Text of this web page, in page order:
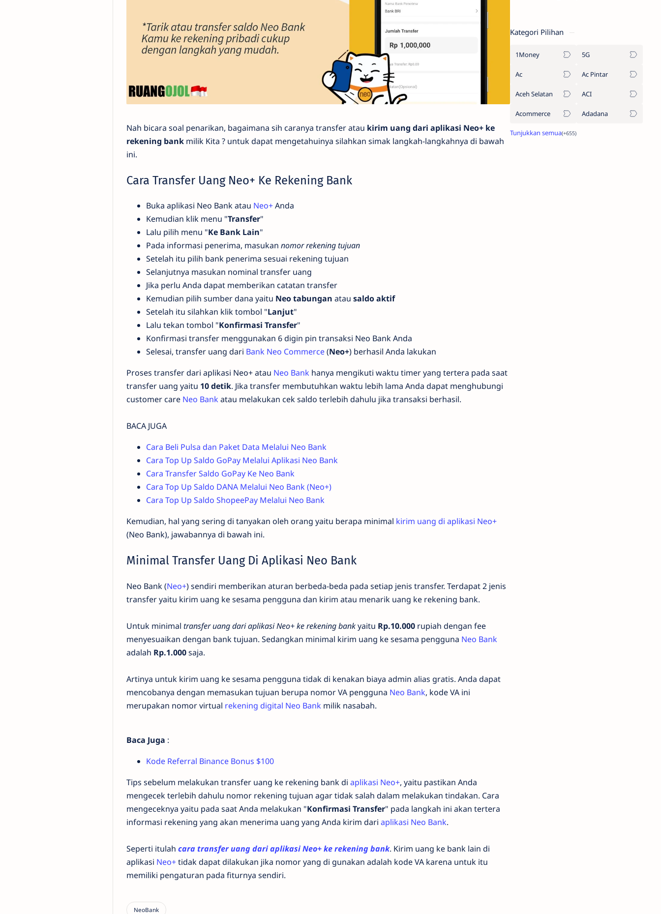
Nah bicara soal penarikan, bagaimana sih caranya transfer atau kirim uang dari aplikasi Neo+ ke
rekening bank milik Kita ? untuk dapat mengetahuinya silahkan simak langkah-langkahnya di bawah
ini.
Cara Transfer Uang Neo+ Ke Rekening Bank
Buka aplikasi Neo Bank atau Neo+Anda
Kemudian klik menu "Transfer"
Lalu pilih menu "Ke Bank Lain"
Pada informasi penerima, masukan nomor rekening tujuan
Setelah itu pilih bank penerima sesuai rekening tujuan
Selanjutnya masukan nominal transfer uang
Jika perlu Anda dapat memberikan catatan transfer
Kemudian pilih sumber dana yaitu Neo tabungan atau saldo aktif
Setelah itu silahkan klik tombol "Lanjut"
Lalu tekan tombol "Konfirmasi Transfer"
Konfirmasi transfer menggunakan 6 digin pin transaksi Neo Bank Anda
Selesai, transfer uang dari Bank Neo Commerce(Neo+) berhasil Anda lakukan
Proses transfer dari aplikasi Neo+ atau Neo Bank hanya mengikuti waktu timer yang tertera pada saat
transfer uang yaitu 10 detik. Jika transfer membutuhkan waktu lebih lama Anda dapat menghubungi
customer care Neo Bank atau melakukan cek saldo terlebih dahulu jika transaksi berhasil.
BACA JUGA
Cara Beli Pulsa dan Paket Data Melalui Neo Bank
Cara Top Up Saldo GoPay Melalui Aplikasi Neo Bank
Cara Transfer Saldo GoPay Ke Neo Bank
Cara Top Up Saldo DANA Melalui Neo Bank (Neo+)
Cara Top Up Saldo ShopeePay Melalui Neo Bank
Kemudian, hal yang sering di tanyakan oleh orang yaitu berapa minimal kirim uang di aplikasi Neo+
(Neo Bank), jawabannya di bawah ini.
Minimal Transfer Uang Di Aplikasi Neo Bank
Neo Bank (Neo+) sendiri memberikan aturan berbeda-beda pada setiap jenis transfer. Terdapat 2 jenis
transfer yaitu kirim uang ke sesama pengguna dan kirim atau menarik uang ke rekening bank.
Untuk minimal transfer uang dari aplikasi Neo+ ke rekening bankyaitu Rp.10.000 rupiah dengan fee
menyesuaikan dengan bank tujuan. Sedangkan minimal kirim uang ke sesama pengguna Neo Bank
adalah Rp.1.000saja.
Artinya untuk kirim uang ke sesama pengguna tidak di kenakan biaya admin alias gratis. Anda dapat
mencobanya dengan memasukan tujuan berupa nomor VA pengguna Neo Bank, kode VA ini
merupakan nomor virtual rekening digital Neo Bank milik nasabah.
Baca Juga :
Kode Referral Binance Bonus $100
Tips sebelum melakukan transfer uang ke rekening bank di aplikasi Neo+, yaitu pastikan Anda
mengecek terlebih dahulu nomor rekening tujuan agar tidak salah dalam melakukan tindakan. Cara
mengeceknya yaitu pada saat Anda melakukan "Konfirmasi Transfer" pada langkah ini akan tertera
informasi rekening yang akan menerima uang yang Anda kirim dari aplikasi Neo Bank.
Seperti itulah cara transfer uang dari aplikasi Neo+ ke rekening bank. Kirim uang ke bank lain di
aplikasi Neo+tidak dapat dilakukan jika nomor yang di gunakan adalah kode VA karena untuk itu
memiliki pengaturan pada fiturnya sendiri.
Kategori Pilihan
1Money 5G
Ac Ac Pintar
Aceh Selatan ACI
Acommerce Adadana